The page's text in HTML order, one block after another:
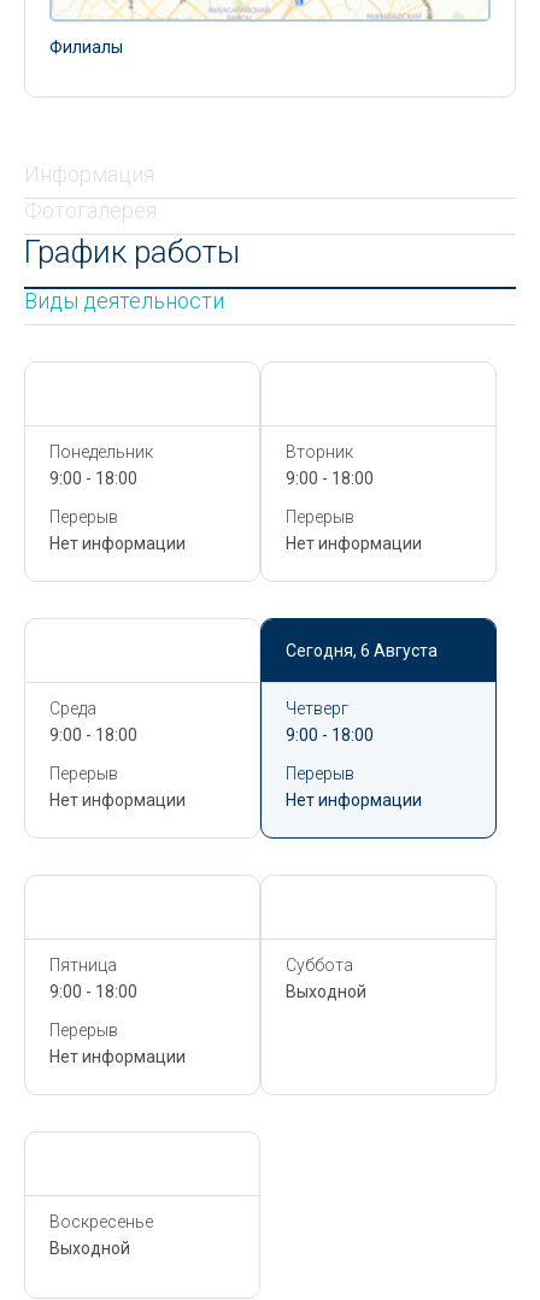
Филиалы
Информация
Фотогалерея
График работы
Виды деятельности
Понедельник
9:00 - 18:00
Перерыв
Нет информации
Вторник
9:00 - 18:00
Перерыв
Нет информации
Среда
9:00 - 18:00
Перерыв
Нет информации
Сегодня, 6 Августа
Четверг
9:00 - 18:00
Перерыв
Нет информации
Пятница
9:00 - 18:00
Перерыв
Нет информации
Суббота
Выходной
Воскресенье
Выходной